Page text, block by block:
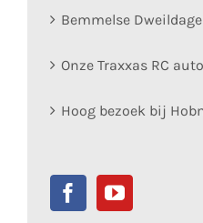
Bemmelse
Onze Traxxas RC
Hoog bezoek bij